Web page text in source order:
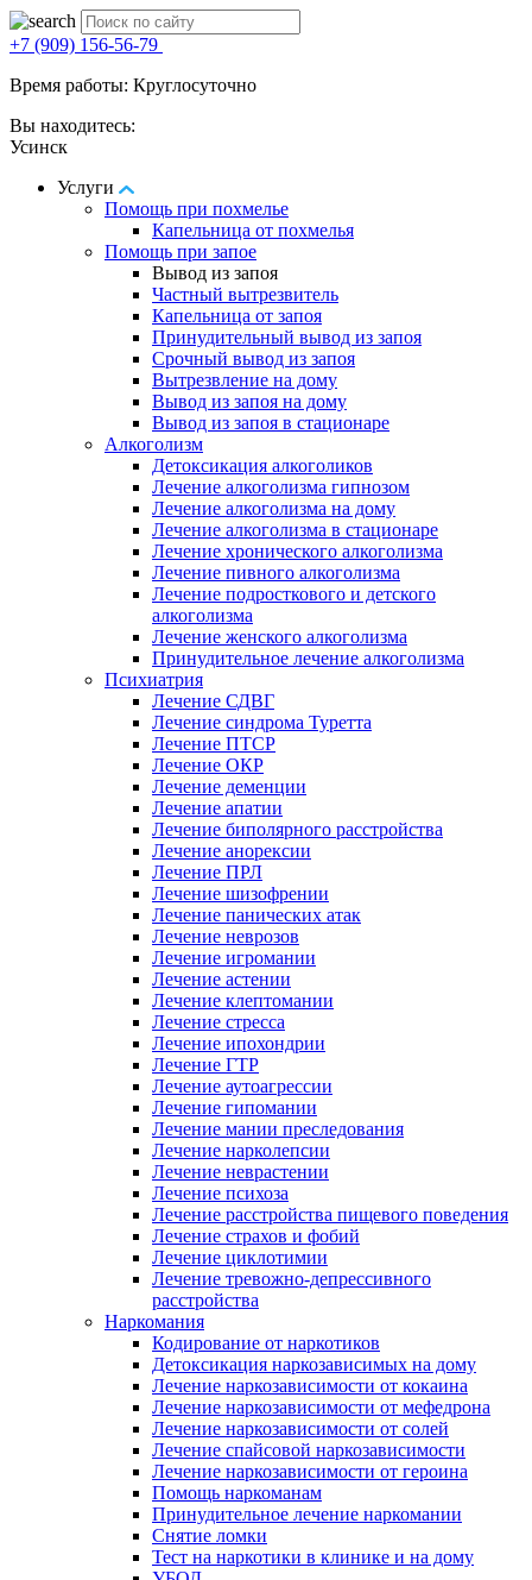
+7 (909) 156-56-79
Время работы: Круглосуточно
Вы находитесь:
Усинск
Услуги
Помощь при похмелье
Капельница от похмелья
Помощь при запое
Вывод из запоя
Частный вытрезвитель
Капельница от запоя
Принудительный вывод из запоя
Срочный вывод из запоя
Вытрезвление на дому
Вывод из запоя на дому
Вывод из запоя в стационаре
Алкоголизм
Детоксикация алкоголиков
Лечение алкоголизма гипнозом
Лечение алкоголизма на дому
Лечение алкоголизма в стационаре
Лечение хронического алкоголизма
Лечение пивного алкоголизма
Лечение подросткового и детского
алкоголизма
Лечение женского алкоголизма
Принудительное лечение алкоголизма
Психиатрия
Лечение СДВГ
Лечение синдрома Туретта
Лечение ПТСР
Лечение ОКР
Лечение деменции
Лечение апатии
Лечение биполярного расстройства
Лечение анорексии
Лечение ПРЛ
Лечение шизофрении
Лечение панических атак
Лечение неврозов
Лечение игромании
Лечение астении
Лечение клептомании
Лечение стресса
Лечение ипохондрии
Лечение ГТР
Лечение аутоагрессии
Лечение гипомании
Лечение мании преследования
Лечение нарколепсии
Лечение неврастении
Лечение психоза
Лечение расстройства пищевого поведения
Лечение страхов и фобий
Лечение циклотимии
Лечение тревожно-депрессивного
расстройства
Наркомания
Кодирование от наркотиков
Детоксикация наркозависимых на дому
Лечение наркозависимости от кокаина
Лечение наркозависимости от мефедрона
Лечение наркозависимости от солей
Лечение спайсовой наркозависимости
Лечение наркозависимости от героина
Помощь наркоманам
Принудительное лечение наркомании
Снятие ломки
Тест на наркотики в клинике и на дому